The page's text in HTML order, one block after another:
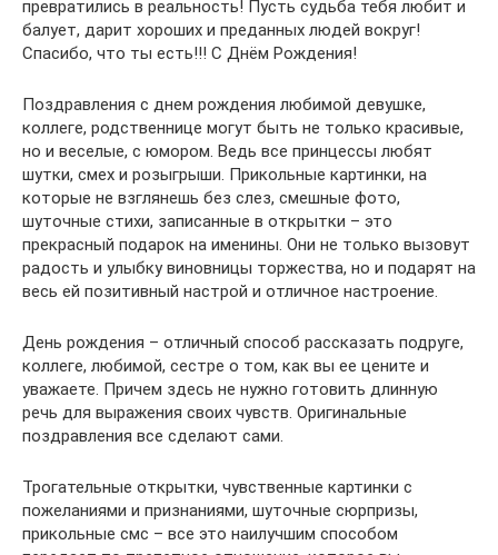
превратились в реальность! Пусть судьба тебя любит и
балует, дарит хороших и преданных людей вокруг!
Спасибо, что ты есть!!! С Днём Рождения!
Поздравления с днем рождения любимой девушке,
коллеге, родственнице могут быть не только красивые,
но и веселые, с юмором. Ведь все принцессы любят
шутки, смех и розыгрыши. Прикольные картинки, на
которые не взглянешь без слез, смешные фото,
шуточные стихи, записанные в открытки – это
прекрасный подарок на именины. Они не только вызовут
радость и улыбку виновницы торжества, но и подарят на
весь ей позитивный настрой и отличное настроение.
День рождения – отличный способ рассказать подруге,
коллеге, любимой, сестре о том, как вы ее цените и
уважаете. Причем здесь не нужно готовить длинную
речь для выражения своих чувств. Оригинальные
поздравления все сделают сами.
Трогательные открытки, чувственные картинки с
пожеланиями и признаниями, шуточные сюрпризы,
прикольные смс – все это наилучшим способом